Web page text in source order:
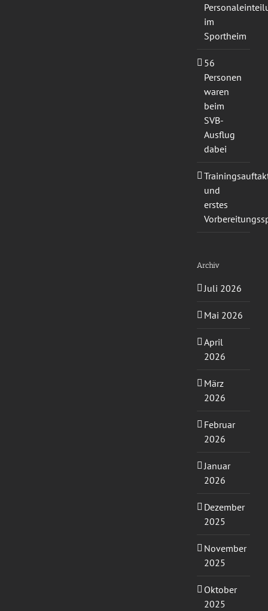
im
Sportheim
56
Personen
waren
beim
SVB-
Ausflug
dabei
und
erstes
Archiv
Juli 2026
Mai 2026
April
2026
März
2026
Februar
2026
Januar
2026
Dezember
2025
November
2025
Oktober
2025